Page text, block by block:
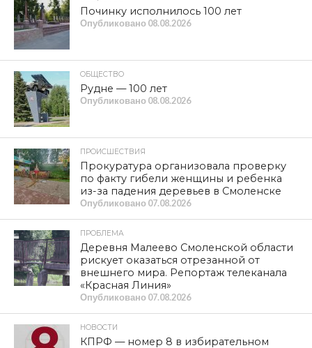
Починку исполнилось 100 лет
Опубликовано 08.08.2026
ОБЩЕСТВО
Рудне — 100 лет
Опубликовано 08.08.2026
ПРОИСШЕСТВИЯ
Прокуратура организовала проверку
по факту гибели женщины и ребенка
из-за падения деревьев в Смоленске
Опубликовано 07.08.2026
ПРОБЛЕМА
Деревня Малеево Смоленской области
рискует оказаться отрезанной от
внешнего мира. Репортаж телеканала
«Красная Линия»
Опубликовано 07.08.2026
НОВОСТИ
КПРФ — номер 8 в избирательном